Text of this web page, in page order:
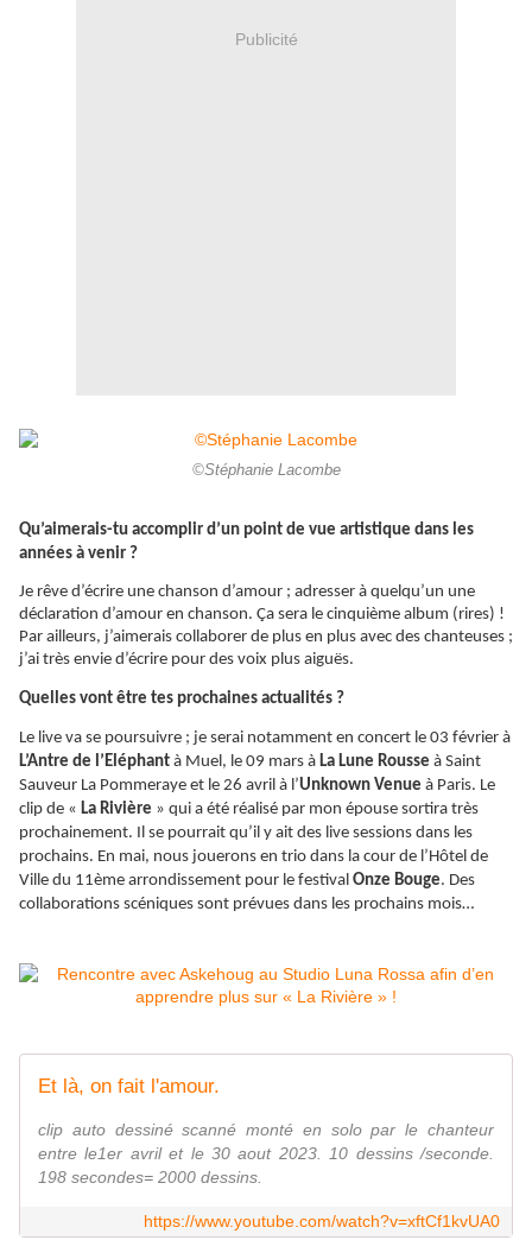
Publicité
©Stéphanie Lacombe
Qu’aimerais-tu accomplir d’un point de vue artistique dans les
années à venir ?
Je rêve d’écrire une chanson d’amour ; adresser à quelqu’un une
déclaration d’amour en chanson. Ça sera le cinquième album (rires) !
Par ailleurs, j’aimerais collaborer de plus en plus avec des chanteuses ;
j’ai très envie d’écrire pour des voix plus aiguës.
Quelles vont être tes prochaines actualités ?
Le live va se poursuivre ; je serai notamment en concert le 03 février à
L’Antre de l’Eléphant à Muel, le 09 mars à La Lune Rousse à Saint
Sauveur La Pommeraye et le 26 avril à l’Unknown Venue à Paris. Le
clip de « La Rivière » qui a été réalisé par mon épouse sortira très
prochainement. Il se pourrait qu’il y ait des live sessions dans les
prochains. En mai, nous jouerons en trio dans la cour de l’Hôtel de
Ville du 11ème arrondissement pour le festival Onze Bouge. Des
collaborations scéniques sont prévues dans les prochains mois…
Et là, on fait l'amour.
clip auto dessiné scanné monté en solo par le chanteur
entre le1er avril et le 30 aout 2023. 10 dessins /seconde.
198 secondes= 2000 dessins.
https://www.youtube.com/watch?v=xftCf1kvUA0